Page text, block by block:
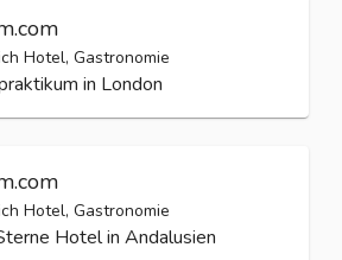
Hotel, Gastronomie
in London
Hotel, Gastronomie
Hotel in Andalusien